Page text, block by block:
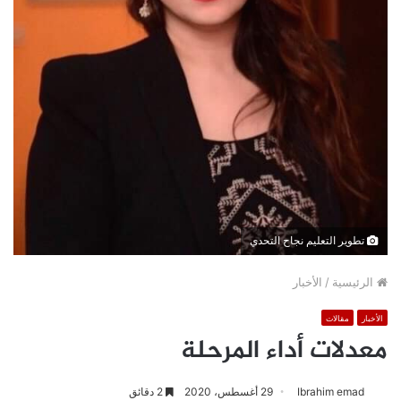
تطوير التعليم نجاح التحدي
الرئيسية / الأخبار
الأخبار مقالات
معدلات أداء المرحلة
Ibrahim emad 29 أغسطس، 2020